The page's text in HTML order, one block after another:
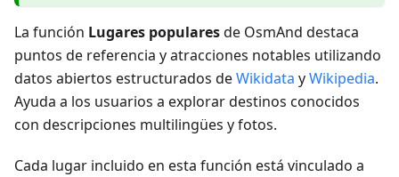
La función Lugares popularesde OsmAnd destaca
puntos de referencia y atracciones notables utilizando
datos abiertos estructurados deWikidata yWikipedia.
Ayuda a los usuarios a explorar destinos conocidos
con descripciones multilingües y fotos.
Cada lugar incluido en esta función está vinculado a